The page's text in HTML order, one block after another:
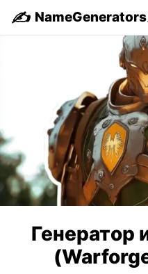
✍️ NameGenerators
Генератор